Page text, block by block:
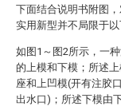
下面结合说明书附图
实用新型并不局限于以
如图1～图2所示，一
的上模和下模；所述
座和上凹模(开有注胶
出水口)；所述下模由